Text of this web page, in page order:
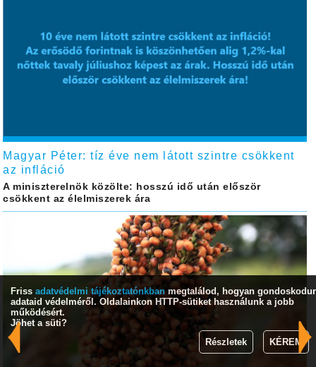
Magyar Péter: tíz éve nem látott szintre csökkent
az infláció
A miniszterelnök közölte: hosszú idő után először
csökkent az élelmiszerek ára
Friss adatvédelmi tájékoztatónkbanmegtalálod, hogyan
adataid védelméről. Oldalainkon HTTP-sütiket használunk a jobb
működésért.
Jöhet a süti?
Részletek
KÉREM